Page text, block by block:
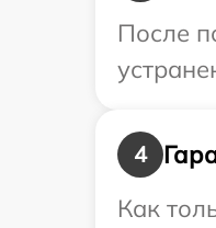
После
4
Как